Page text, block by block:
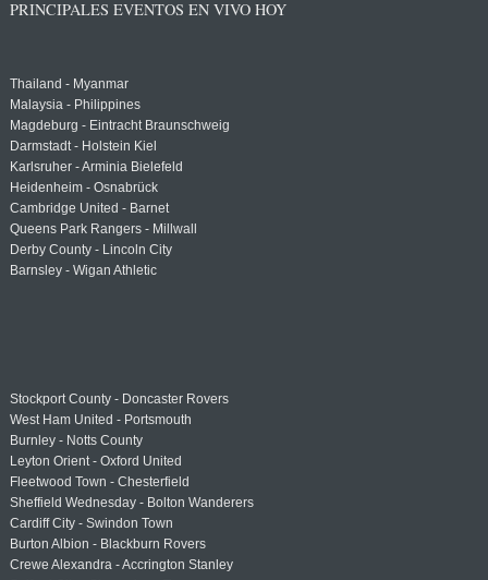
PRINCIPALES EVENTOS EN VIVO HOY
Thailand - Myanmar
Malaysia - Philippines
Magdeburg - Eintracht Braunschweig
Darmstadt - Holstein Kiel
Karlsruher - Arminia Bielefeld
Heidenheim - Osnabrück
Cambridge United - Barnet
Queens Park Rangers - Millwall
Derby County - Lincoln City
Barnsley - Wigan Athletic
Stockport County - Doncaster Rovers
West Ham United - Portsmouth
Burnley - Notts County
Leyton Orient - Oxford United
Fleetwood Town - Chesterfield
Sheffield Wednesday - Bolton Wanderers
Cardiff City - Swindon Town
Burton Albion - Blackburn Rovers
Crewe Alexandra - Accrington Stanley